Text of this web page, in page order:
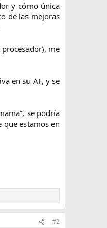
y cómo única
de las mejoras
me
en su AF, y se
se podría
que estamos en
#2